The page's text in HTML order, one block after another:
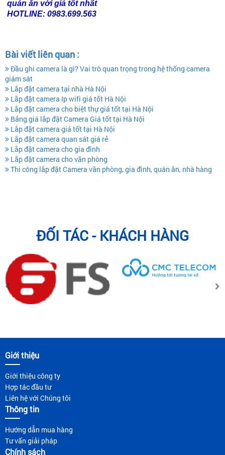
quán ăn với giá tốt nhất
HOTLINE: 0983.699.563
Bài viết liên quan :
Đầu ghi camera là gì? Vai trò quan trọng trong hệ thống camera
giám sát
Lắp đặt camera tại nhà Hà Nội
​Lắp đặt camera Ip wifi giá tốt Hà Nội
​Lắp đặt camera cho biệt thự giá tốt tại Hà Nội
Bảng giá lắp đặt Camera Giá tốt tại Hà Nội
Lắp đặt camera giá tốt tại Hà Nội
Lắp đặt camera quan sát giá rẻ
Lắp đặt camera cho gia đình
Lắp đặt camera cho văn phòng
Thi công lắp đặt Camera văn phòng, gia đình, quán ăn, nhà hàng
ĐỐI TÁC - KHÁCH HÀNG
Giới thiệu
Giới thiệu công ty
Hợp tác đầu tư
Liên hệ với Chúng tôi
Thông tin
Hướng dẫn mua hàng
Tư vấn giải pháp
Chính sách